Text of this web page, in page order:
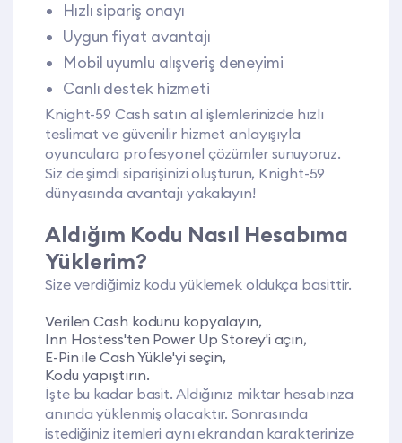
Hızlı sipariş onayı
Uygun fiyat avantajı
Mobil uyumlu alışveriş deneyimi
Canlı destek hizmeti
Knight-59 Cash satın al işlemlerinizde hızlı
teslimat ve güvenilir hizmet anlayışıyla
oyunculara profesyonel çözümler sunuyoruz.
Siz de şimdi siparişinizi oluşturun, Knight-59
dünyasında avantajı yakalayın!
Aldığım Kodu Nasıl Hesabıma
Yüklerim?
Size verdiğimiz kodu yüklemek oldukça basittir.
Verilen Cash kodunu kopyalayın,
Inn Hostess'ten Power Up Storey'i açın,
E-Pin ile Cash Yükle'yi seçin,
Kodu yapıştırın.
İşte bu kadar basit. Aldığınız miktar hesabınza
anında yüklenmiş olacaktır. Sonrasında
istediğiniz itemleri aynı ekrandan karakterinize